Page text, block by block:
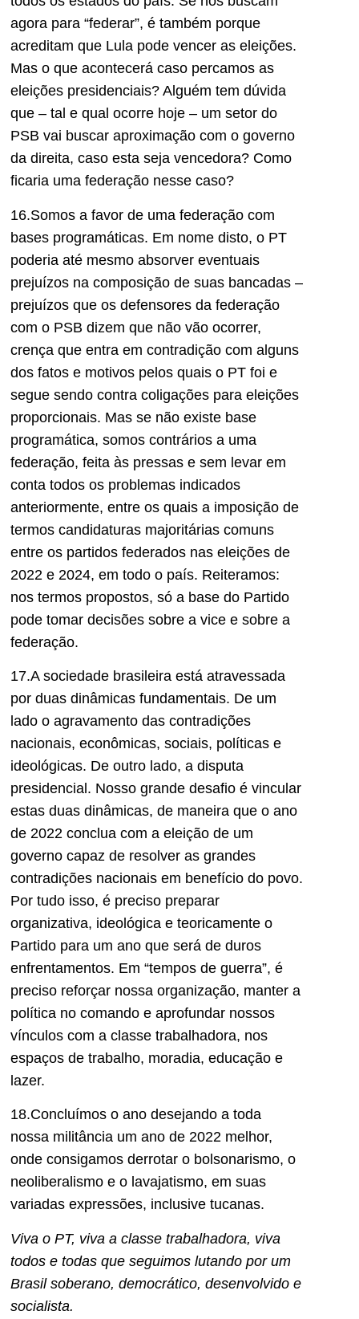
agora para “federar”, é também porque
acreditam que Lula pode vencer as eleições.
Mas o que acontecerá caso percamos as
eleições presidenciais? Alguém tem dúvida
que – tal e qual ocorre hoje – um setor do
PSB vai buscar aproximação com o governo
da direita, caso esta seja vencedora? Como
ficaria uma federação nesse caso?
16.Somos a favor de uma federação com
bases programáticas. Em nome disto, o PT
poderia até mesmo absorver eventuais
prejuízos na composição de suas bancadas –
prejuízos que os defensores da federação
com o PSB dizem que não vão ocorrer,
crença que entra em contradição com alguns
dos fatos e motivos pelos quais o PT foi e
segue sendo contra coligações para eleições
proporcionais. Mas se não existe base
programática, somos contrários a uma
federação, feita às pressas e sem levar em
conta todos os problemas indicados
anteriormente, entre os quais a imposição de
termos candidaturas majoritárias comuns
entre os partidos federados nas eleições de
2022 e 2024, em todo o país. Reiteramos:
nos termos propostos, só a base do Partido
pode tomar decisões sobre a vice e sobre a
federação.
17.A sociedade brasileira está atravessada
por duas dinâmicas fundamentais. De um
lado o agravamento das contradições
nacionais, econômicas, sociais, políticas e
ideológicas. De outro lado, a disputa
presidencial. Nosso grande desafio é vincular
estas duas dinâmicas, de maneira que o ano
de 2022 conclua com a eleição de um
governo capaz de resolver as grandes
contradições nacionais em benefício do povo.
Por tudo isso, é preciso preparar
organizativa, ideológica e teoricamente o
Partido para um ano que será de duros
enfrentamentos. Em “tempos de guerra”, é
preciso reforçar nossa organização, manter a
política no comando e aprofundar nossos
vínculos com a classe trabalhadora, nos
espaços de trabalho, moradia, educação e
lazer.
18.Concluímos o ano desejando a toda
nossa militância um ano de 2022 melhor,
onde consigamos derrotar o bolsonarismo, o
neoliberalismo e o lavajatismo, em suas
variadas expressões, inclusive tucanas.
Viva o PT, viva a classe trabalhadora, viva
todos e todas que seguimos lutando por um
Brasil soberano, democrático, desenvolvido e
socialista.